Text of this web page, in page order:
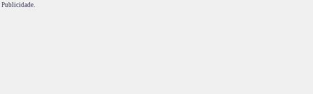
Publicidade.